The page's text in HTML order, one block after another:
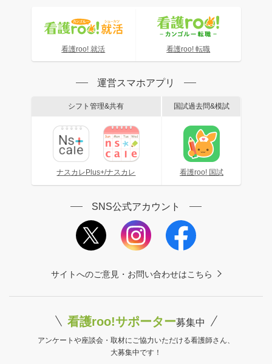
看護roo! 就活 看護roo! 転職
運営スマホアプリ
シフト管理&共有
ナスカレPlus+/ナスカレ
国試過去問&模試
看護roo! 国試
SNS公式アカウント
サイトへのご意見・お問い合わせはこちら
看護roo!サポーター募集中
アンケートや座談会・取材にご協力いただける看護師さん、
大募集中です！